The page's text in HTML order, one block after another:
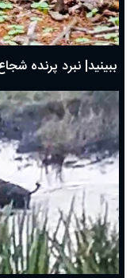
ببینید| نبرد پرنده